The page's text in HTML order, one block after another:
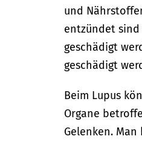
und
entzündet sind
geschädigt
geschädigt
Beim Lupus
Organe
Gelenken.